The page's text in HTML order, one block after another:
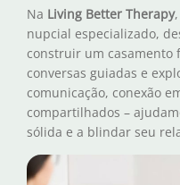
Na Living Better Therapy
nupcial especializado,
construir um casamento
conversas guiadas e
comunicação, conexão
compartilhados –
sólida e a blindar seu